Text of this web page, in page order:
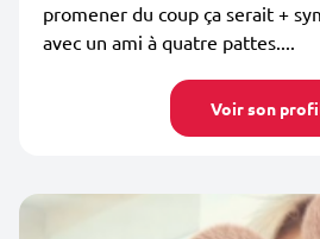
promener du coup ça serait +
avec un ami à quatre pattes....
Voir son